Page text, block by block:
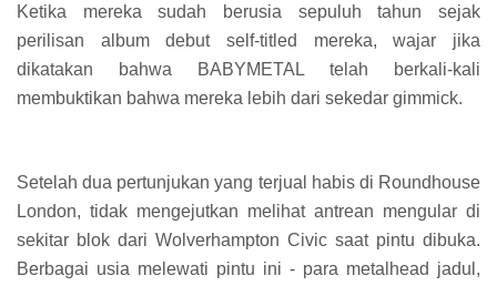
Ketika mereka sudah berusia sepuluh tahun sejak
perilisan album debut self-titled mereka, wajar jika
dikatakan bahwa BABYMETAL telah berkali-kali
membuktikan bahwa mereka lebih dari sekedar gimmick.
Setelah dua pertunjukan yang terjual habis di Roundhouse
London, tidak mengejutkan melihat antrean mengular di
sekitar blok dari Wolverhampton Civic saat pintu dibuka.
Berbagai usia melewati pintu ini - para metalhead jadul,